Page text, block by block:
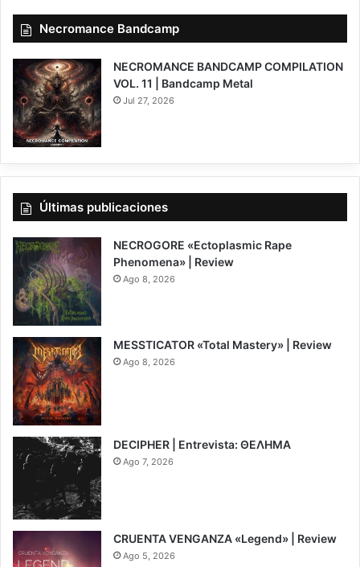
Necromance Bandcamp
NECROMANCE BANDCAMP COMPILATION
VOL. 11 | Bandcamp Metal
Jul 27, 2026
Últimas publicaciones
NECROGORE «Ectoplasmic Rape
Phenomena» | Review
Ago 8, 2026
6.5
MESSTICATOR «Total Mastery» | Review
Ago 8, 2026
DECIPHER | Entrevista: ΘΕΛΗΜΑ
Ago 7, 2026
CRUENTA VENGANZA «Legend» | Review
Ago 5, 2026